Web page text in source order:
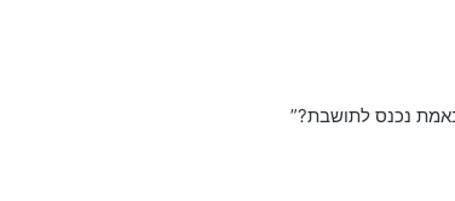
נכנס לתושבת?”